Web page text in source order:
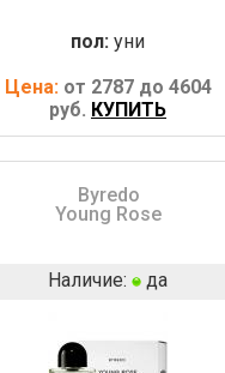
пол: уни
Цена: от 2787 до 4604
руб. КУПИТЬ
Byredo
Young Rose
Наличие: да